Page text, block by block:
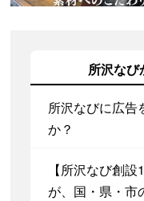
所沢なび
所沢なびに広告
か？
【所沢なび創設
が、国・県・市